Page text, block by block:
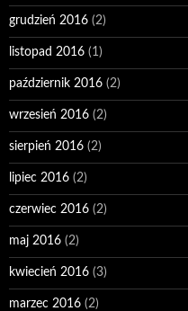
grudzień 2016 (2)
listopad 2016 (1)
październik 2016 (2)
wrzesień 2016 (2)
sierpień 2016 (2)
lipiec 2016 (2)
czerwiec 2016 (2)
maj 2016 (2)
kwiecień 2016 (3)
marzec 2016 (2)